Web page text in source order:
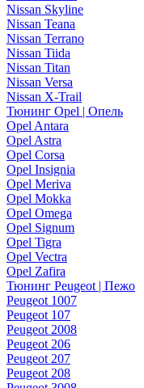
Nissan Skyline
Nissan Teana
Nissan Terrano
Nissan Tiida
Nissan Titan
Nissan Versa
Nissan X-Trail
Тюнинг Opel | Опель
Opel Antara
Opel Astra
Opel Corsa
Opel Insignia
Opel Meriva
Opel Mokka
Opel Omega
Opel Signum
Opel Tigra
Opel Vectra
Opel Zafira
Тюнинг Peugeot | Пежо
Peugeot 1007
Peugeot 107
Peugeot 2008
Peugeot 206
Peugeot 207
Peugeot 208